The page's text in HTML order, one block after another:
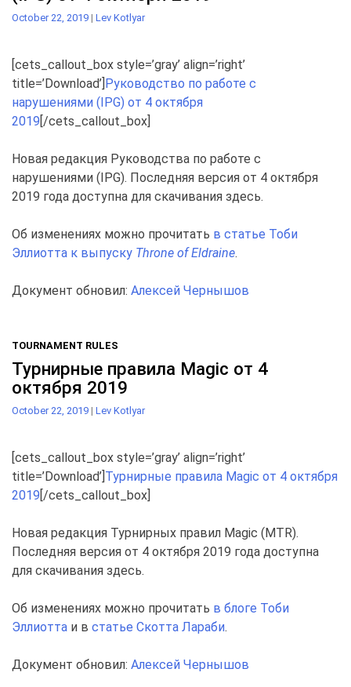
October 22, 2019 | Lev Kotlyar
[cets_callout_box style=’gray’ align=’right’
title=’Download’] Руководство по работе с
нарушениями (IPG) от 4 октября
2019 [/cets_callout_box]
Новая редакция Руководства по работе с
нарушениями (IPG). Последняя версия от 4 октября
2019 года доступна для скачивания здесь.
Об изменениях можно прочитать в статье Тоби
Эллиотта к выпуску Throne of Eldraine.
Документ обновил: Алексей Чернышов
TOURNAMENT RULES
Турнирные правила Magic от 4
октября 2019
October 22, 2019 | Lev Kotlyar
[cets_callout_box style=’gray’ align=’right’
title=’Download’] Турнирные правила Magic от 4 октября
2019 [/cets_callout_box]
Новая редакция Турнирных правил Magic (MTR).
Последняя версия от 4 октября 2019 года доступна
для скачивания здесь.
Об изменениях можно прочитать в блогe Тоби
Эллиотта и в статье Скотта Лараби.
Документ обновил: Алексей Чернышов